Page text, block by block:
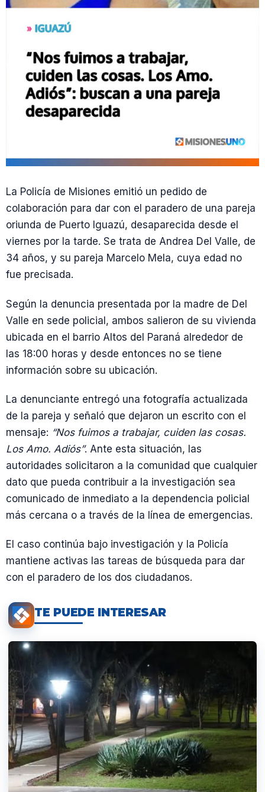
La Policía de Misiones emitió un pedido de
colaboración para dar con el paradero de una pareja
oriunda de Puerto Iguazú, desaparecida desde el
viernes por la tarde. Se trata de Andrea Del Valle, de
34 años, y su pareja Marcelo Mela, cuya edad no
fue precisada.
Según la denuncia presentada por la madre de Del
Valle en sede policial, ambos salieron de su vivienda
ubicada en el barrio Altos del Paraná alrededor de
las 18:00 horas y desde entonces no se tiene
información sobre su ubicación.
La denunciante entregó una fotografía actualizada
de la pareja y señaló que dejaron un escrito con el
mensaje: “Nos fuimos a trabajar, cuiden las cosas.
Los Amo. Adiós”. Ante esta situación, las
autoridades solicitaron a la comunidad que cualquier
dato que pueda contribuir a la investigación sea
comunicado de inmediato a la dependencia policial
más cercana o a través de la línea de emergencias.
El caso continúa bajo investigación y la Policía
mantiene activas las tareas de búsqueda para dar
con el paradero de los dos ciudadanos.
TE PUEDE INTERESAR